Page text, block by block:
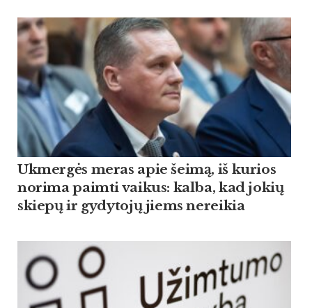
Ukmergės meras apie šeimą, iš kurios
norima paimti vaikus: kalba, kad jokių
skiepų ir gydytojų jiems nereikia